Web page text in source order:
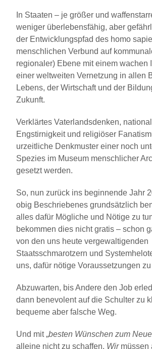
In Staaten – je größer und
weniger überlebensfähig, aber
der Entwicklungspfad des homo
menschlichen Verbund auf
regionaler) Ebene mit einem wachen
einer weltweiten Vernetzung in allen
Lebens, der Wirtschaft und der
Zukunft.
Verklärtes Vaterlandsdenken,
Engstirnigkeit und religiöser
urzeitliche Denkmuster einer noch
Spezies im Museum menschlicher
gesetzt werden.
So, nun zurück ins beginnende Jahr
obig Beschriebenes grundsätzlich
alles dafür Mögliche und Nötige zu
bekommen dies nicht gratis – schon
von den uns heute vergewaltigenden
Staatsschmarotzern und
uns, dafür nötige Voraussetzungen
Abzuwarten, bis Andere den Job
dann benevolent auf die Schulter zu
bequeme aber falsche Weg.
Und mit „besten Wünschen zum
alleine nicht zu schaffen. Wir müssen